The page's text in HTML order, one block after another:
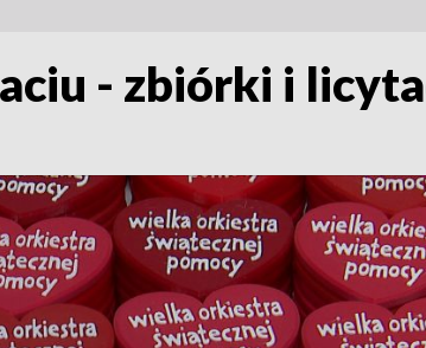
- zbiórki i